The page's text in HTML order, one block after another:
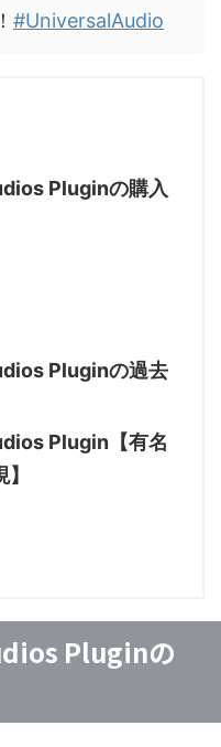
#UniversalAudio
Pluginの購入
Pluginの過去
Plugin【有名
Pluginの